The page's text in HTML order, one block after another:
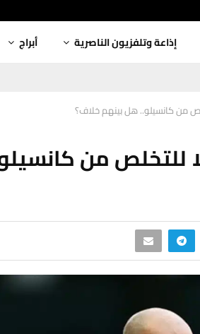
إذاعة وتلفزيون الناصرية أبراج
من كانسيلو.. هل بينهم خلاف؟
للتخلص من